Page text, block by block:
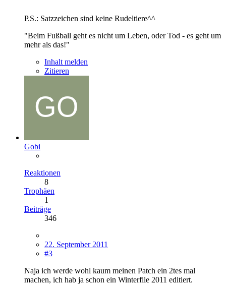
P.S.: Satzzeichen sind keine Rudeltiere^^
"Beim Fußball geht es nicht um Leben, oder Tod - es geht um
mehr als das!"
Inhalt melden
Zitieren
Gobi
Reaktionen
8
Trophäen
1
Beiträge
346
22. September 2011
#3
Naja ich werde wohl kaum meinen Patch ein 2tes mal
machen, ich hab ja schon ein Winterfile 2011 editiert.